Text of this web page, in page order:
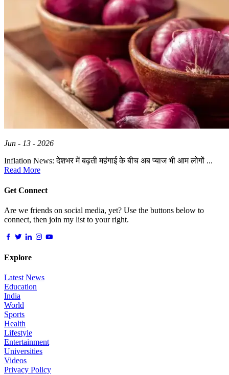
Jun - 13 - 2026
Inflation News: देशभर में बढ़ती महंगाई के बीच अब प्याज भी आम लोगों ...
Read More
Get Connect
Are we friends on social media, yet? Use the buttons below to
connect, then join my list to your right.
Explore
Latest News
Education
India
World
Sports
Health
Lifestyle
Entertainment
Universities
Videos
Privacy Policy